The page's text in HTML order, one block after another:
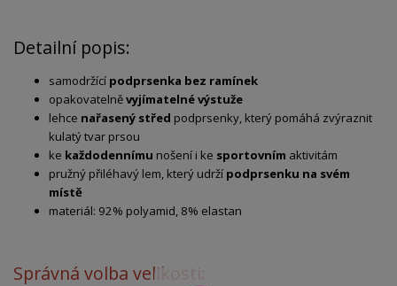
Detailní popis:
samodržící podprsenka bez ramínek
opakovatelněvyjímatelné výstuže
lehce nařasený střed podprsenky, který pomáhá zvýraznit
kulatý tvar prsou
ke každodennímu nošení i ke sportovním aktivitám
pružný přiléhavý lem, který udrží podprsenku na svém
místě
materiál: 92% polyamid, 8% elastan
Správná volba velikosti: